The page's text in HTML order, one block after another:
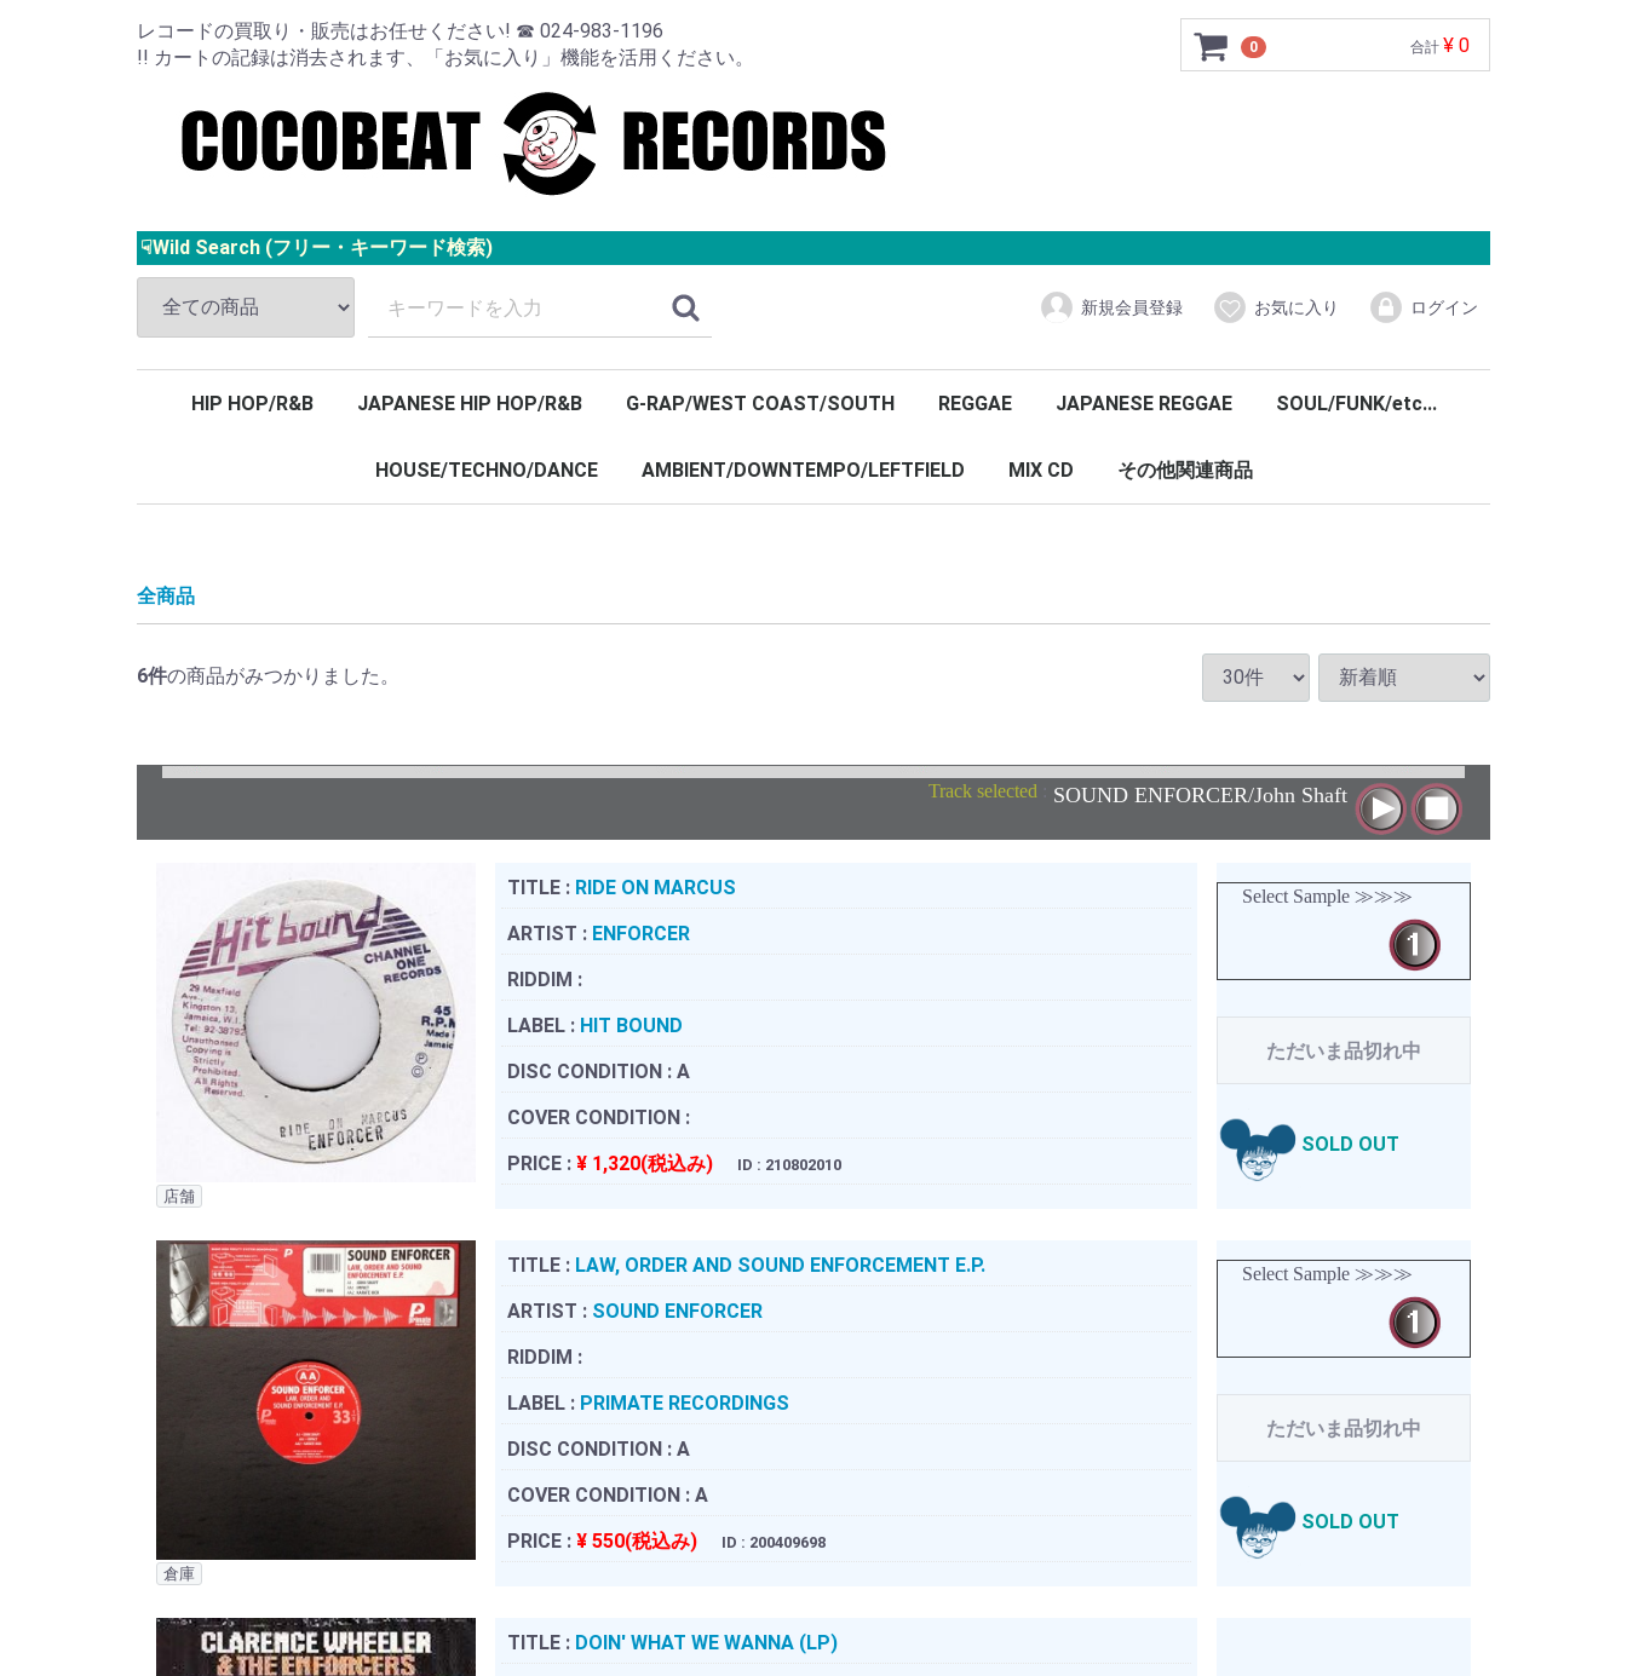
レコードの買取り・販売はお任せください! ☎ 024-983-1196
!! カートの記録は消去されます、「お気に入り」機能を活用ください。
0 合計 ¥ 0
☟Wild Search (フリー・キーワード検索)
新規会員登録 お気に入り ログイン
HIP HOP/R&B JAPANESE HIP HOP/R&B G-RAP/WEST COAST/SOUTH REGGAE JAPANESE REGGAE SOUL/FUNK/etc...
HOUSE/TECHNO/DANCE AMBIENT/DOWNTEMPO/LEFTFIELD MIX CD その他関連商品
全商品
6件の商品がみつかりました。
Track selected : SOUND ENFORCER/John Shaft
店舗
TITLE : RIDE ON MARCUS
ARTIST : ENFORCER
RIDDIM :
LABEL : HIT BOUND
DISC CONDITION : A
COVER CONDITION :
PRICE : ¥ 1,320(税込み) ID : 210802010
Select Sample ≫≫≫
ただいま品切れ中
SOLD OUT
倉庫
TITLE : LAW, ORDER AND SOUND ENFORCEMENT E.P.
ARTIST : SOUND ENFORCER
RIDDIM :
LABEL : PRIMATE RECORDINGS
DISC CONDITION : A
COVER CONDITION : A
PRICE : ¥ 550(税込み) ID : 200409698
Select Sample ≫≫≫
ただいま品切れ中
SOLD OUT
TITLE : DOIN' WHAT WE WANNA (LP)